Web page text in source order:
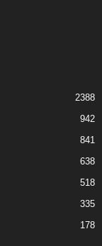
2388
942
841
638
518
335
178